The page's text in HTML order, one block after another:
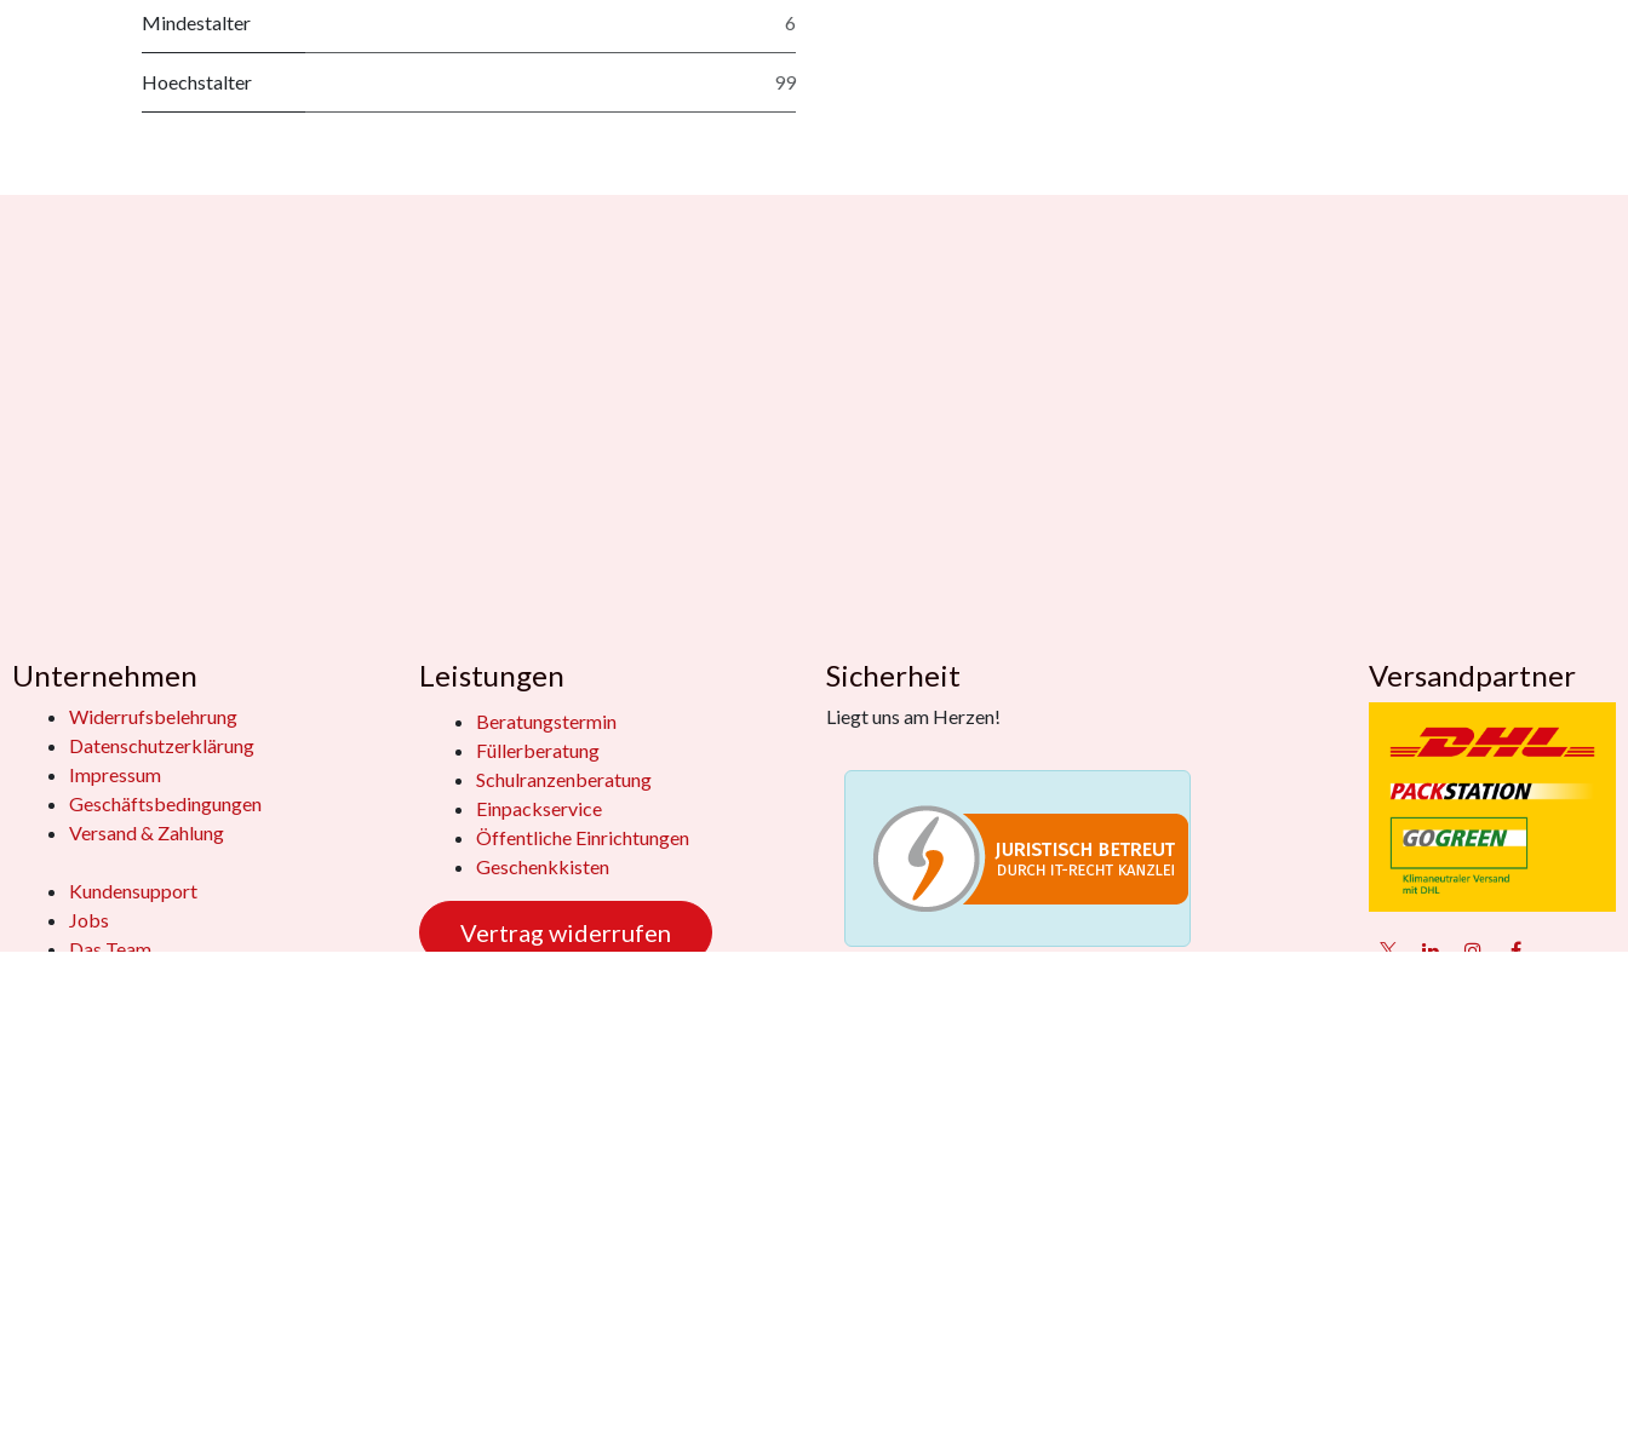
Mindestalter 6
Hoechstalter 99
Unternehmen
Widerrufsbelehrung
Datenschutzerklärung
Impressum
Geschäftsbedingungen
Versand & Zahlung
Kundensupport
Jobs
Das Team
Versandpartner
Sicherheit
Liegt uns am Herzen!
Leistungen
Beratungstermin
Füllerberatung
Schulranzenberatung
Einpackservice
Öffentliche Einrichtungen
Geschenkkisten
Vertrag widerrufen